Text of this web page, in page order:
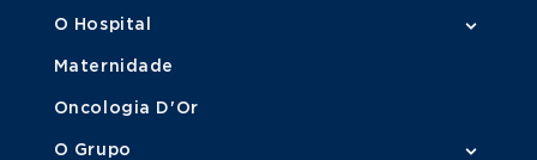
O Hospital
Maternidade
Oncologia D'Or
O Grupo